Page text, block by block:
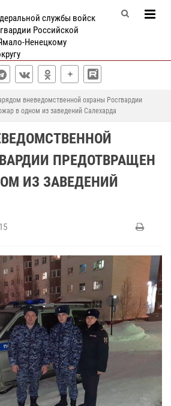
службы войск
Российской
Ненецкому
вневедомственной охраны Росгвардии
в одном из заведений Салехарда
ПРЕДОТВРАЩЕН
ИЗ ЗАВЕДЕНИЙ